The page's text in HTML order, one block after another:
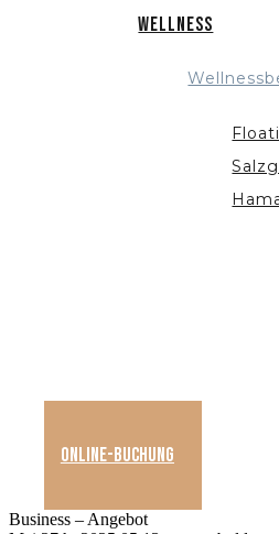
Wellness
Online-Buchung
Business – Angebot